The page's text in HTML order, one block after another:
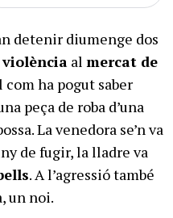
detenir diumenge dos
al mercat de
com ha pogut saber
peça de roba d’una
La venedora se’n va
de fugir, la lladre va
. A l’agressió també
un noi.